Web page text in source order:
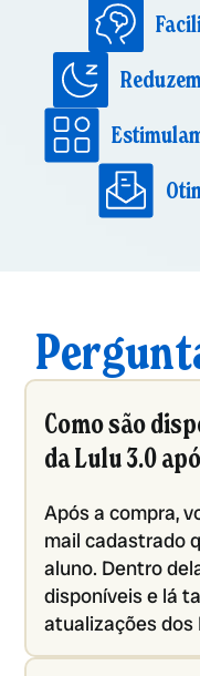
Como são
da Lulu 3.0
Após a compra,
mail cadastrado
aluno. Dentro
disponíveis e lá
atualizações dos